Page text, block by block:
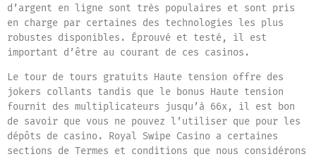
d’argent en ligne sont très populaires et sont pris
en charge par certaines des technologies les plus
robustes disponibles. Éprouvé et testé, il est
important d’être au courant de ces casinos.
Le tour de tours gratuits Haute tension offre des
jokers collants tandis que le bonus Haute tension
fournit des multiplicateurs jusqu’à 66x, il est bon
de savoir que vous ne pouvez l’utiliser que pour les
dépôts de casino. Royal Swipe Casino a certaines
sections de Termes et conditions que nous considérons